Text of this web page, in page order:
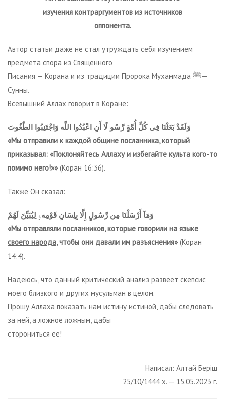
изучения контраргументов из источников
оппонента.
Автор статьи даже не стал утруждать себя изучением
предмета спора из Священного
Писания — Корана и из традиции Пророка Мухаммада ﷺ—
Сунны.
Всевышний Аллах говорит в Коране:
وَلَقَدْ بَعَثْنَا فِى كُلِّ أُمَّةٍ رَّسُو لًا أَنِ اعْبُدُوا اللَّه وََاجْتَنِبُوا الطّٰغُوتَ
«Мы отправили к каждой общине посланника, который
приказывал: «Поклоняйтесь Аллаху и избегайте культа кого-то
помимо него!»» (Коран 16:36).
Также Он сказал:
وَمَآ أَرْسَلْنَا مِن رَّسُولٍ إِلَّا بِلِسَانِ قَوْمِهۦِ لِيُبَيِّنَ لَهُمْ
«Мы отправляли посланников, которые говорили на языке
своего народа,чтобы они давали им разъяснения» (Коран
14:4).
Надеюсь, что данный критический анализ развеет скепсис
моего близкого и других мусульман в целом.
Прошу Аллаха показать нам истину истиной, дабы следовать
за ней, а ложное ложным, дабы
сторониться ее!
Написал: Алтай Беріш
25/10/1444 х. — 15.05.2023 г.